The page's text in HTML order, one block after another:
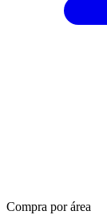
Compra por área